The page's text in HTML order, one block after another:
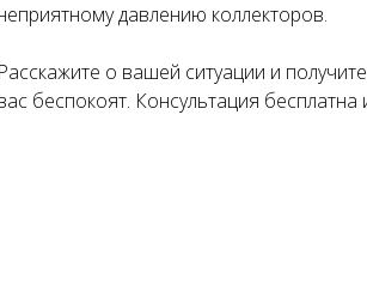
давлению коллекторов.
Расскажите о вашей ситуации и
беспокоят. Консультация